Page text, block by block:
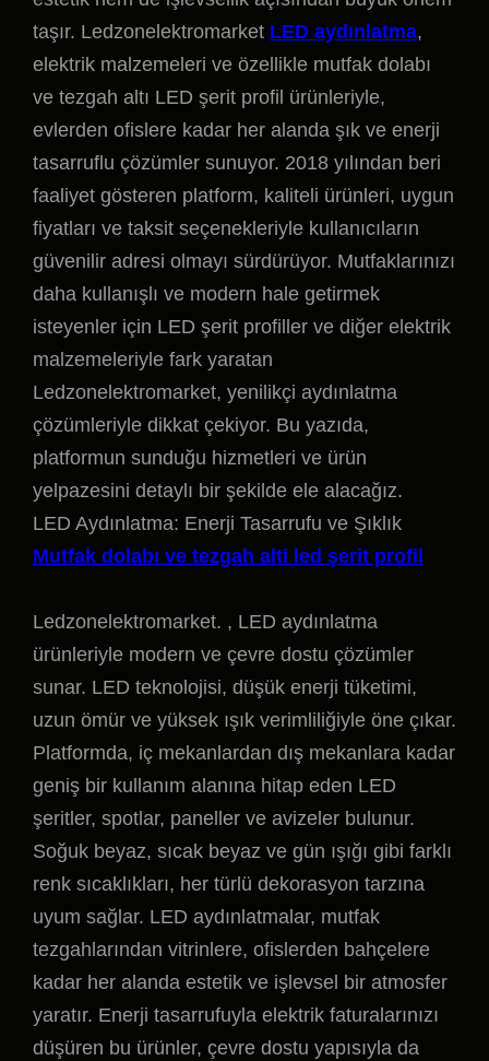
taşır. Ledzonelektromarket LED aydınlatma,
elektrik malzemeleri ve özellikle mutfak dolabı
ve tezgah altı LED şerit profil ürünleriyle,
evlerden ofislere kadar her alanda şık ve enerji
tasarruflu çözümler sunuyor. 2018 yılından beri
faaliyet gösteren platform, kaliteli ürünleri, uygun
fiyatları ve taksit seçenekleriyle kullanıcıların
güvenilir adresi olmayı sürdürüyor. Mutfaklarınızı
daha kullanışlı ve modern hale getirmek
isteyenler için LED şerit profiller ve diğer elektrik
malzemeleriyle fark yaratan
Ledzonelektromarket, yenilikçi aydınlatma
çözümleriyle dikkat çekiyor. Bu yazıda,
platformun sunduğu hizmetleri ve ürün
yelpazesini detaylı bir şekilde ele alacağız.
LED Aydınlatma: Enerji Tasarrufu ve Şıklık
Mutfak dolabı ve tezgah alti led şerit profil
Ledzonelektromarket. , LED aydınlatma
ürünleriyle modern ve çevre dostu çözümler
sunar. LED teknolojisi, düşük enerji tüketimi,
uzun ömür ve yüksek ışık verimliliğiyle öne çıkar.
Platformda, iç mekanlardan dış mekanlara kadar
geniş bir kullanım alanına hitap eden LED
şeritler, spotlar, paneller ve avizeler bulunur.
Soğuk beyaz, sıcak beyaz ve gün ışığı gibi farklı
renk sıcaklıkları, her türlü dekorasyon tarzına
uyum sağlar. LED aydınlatmalar, mutfak
tezgahlarından vitrinlere, ofislerden bahçelere
kadar her alanda estetik ve işlevsel bir atmosfer
yaratır. Enerji tasarrufuyla elektrik faturalarınızı
düşüren bu ürünler, çevre dostu yapısıyla da